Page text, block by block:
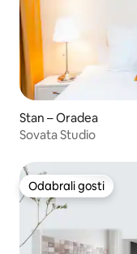
Stan – Oradea
Sovata Studio
Odabrali gosti
Odabrali gosti